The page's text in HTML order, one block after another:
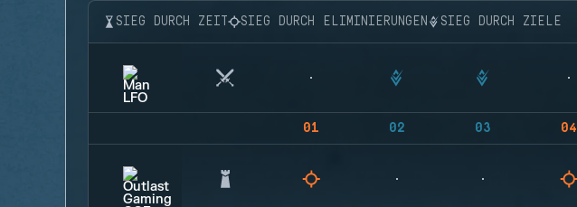
SIEG DURCH ZEIT SIEG DURCH ELIMINIERUNGEN SIEG DURCH ZIELE
01 02 03 04